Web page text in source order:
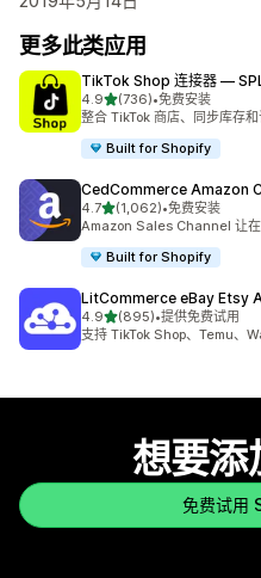
更多此类应用
TikTok Shop 连接器 —
4.9星（满分 5 星）
(736)
总共 736 条评论
•免费安装
整合 TikTok 商店、同步库存
Built for Shopify
CedCommerce Amazon
4.7星（满分 5 星）
(1,062)
总共 1062 条评论
•免费安装
Amazon Sales Channel 让
Built for Shopify
LitCommerce eBay Etsy
4.9星（满分 5 星）
(895)
总共 895 条评论
•提供免费试用
支持 TikTok Shop、Temu、
想要添
免费试用